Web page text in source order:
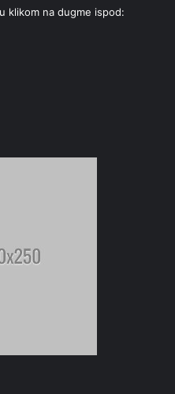
klikom na dugme ispod: